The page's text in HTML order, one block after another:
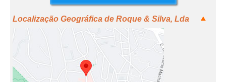
Localização Geográfica de Roque & Silva, Lda